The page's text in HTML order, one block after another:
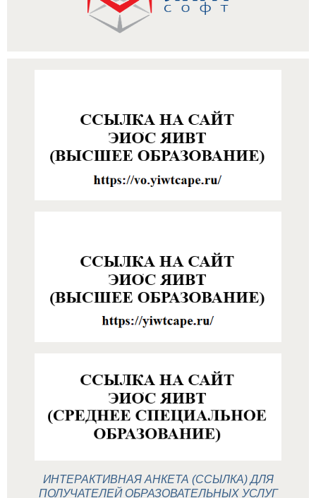
ИНТЕРАКТИВНАЯ АНКЕТА (ССЫЛКА) ДЛЯ
ПОЛУЧАТЕЛЕЙ ОБРАЗОВАТЕЛЬНЫХ УСЛУГ